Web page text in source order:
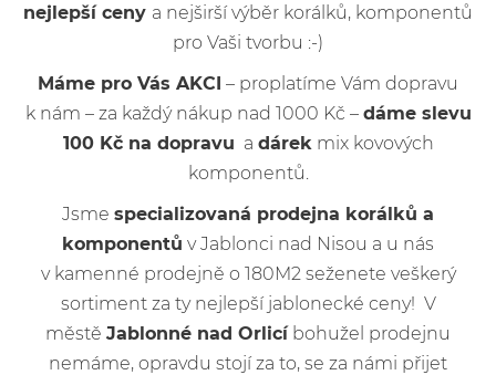
nejlepší ceny a nejširší výběr korálků, komponentů
pro Vaši tvorbu :-)
Máme pro Vás AKCI – proplatíme Vám dopravu
k nám – za každý nákup nad 1000 Kč – dáme slevu
100 Kč na dopravu a dárek mix kovových
komponentů.
Jsme specializovaná prodejna korálků a
komponentů v Jablonci nad Nisou a u nás
v kamenné prodejně o 180M2 seženete veškerý
sortiment za ty nejlepší jablonecké ceny! V
městě Jablonné nad Orlicíbohužel prodejnu
nemáme, opravdu stojí za to, se za námi přijet